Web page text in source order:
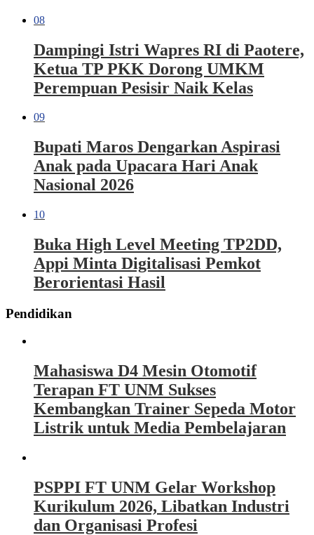
08
Dampingi Istri Wapres RI di Paotere,
Ketua TP PKK Dorong UMKM
Perempuan Pesisir Naik Kelas
09
Bupati Maros Dengarkan Aspirasi
Anak pada Upacara Hari Anak
Nasional 2026
10
Buka High Level Meeting TP2DD,
Appi Minta Digitalisasi Pemkot
Berorientasi Hasil
Pendidikan
Mahasiswa D4 Mesin Otomotif
Terapan FT UNM Sukses
Kembangkan Trainer Sepeda Motor
Listrik untuk Media Pembelajaran
PSPPI FT UNM Gelar Workshop
Kurikulum 2026, Libatkan Industri
dan Organisasi Profesi